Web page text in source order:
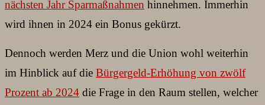
nächsten Jahr Sparmaßnahmen hinnehmen. Immerhin
wird ihnen in 2024 ein Bonus gekürzt.
Dennoch werden Merz und die Union wohl weiterhin
im Hinblick auf die Bürgergeld-Erhöhung von zwölf
Prozent ab 2024 die Frage in den Raum stellen, welcher